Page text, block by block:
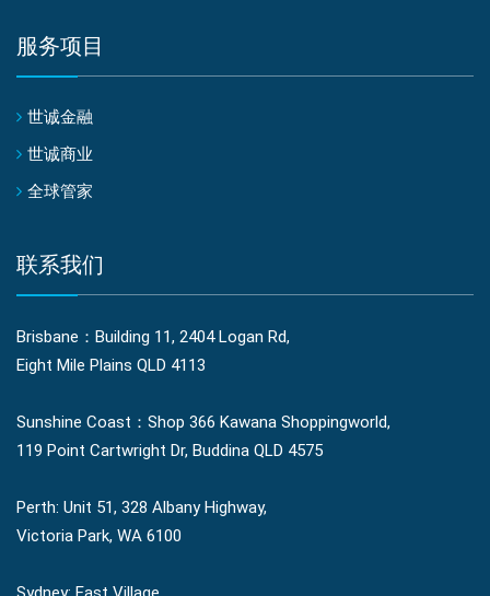
服务项目
世诚金融
世诚商业
全球管家
联系我们
Brisbane：Building 11, 2404 Logan Rd,
Eight Mile Plains QLD 4113
Sunshine Coast：Shop 366 Kawana Shoppingworld,
119 Point Cartwright Dr, Buddina QLD 4575
Perth: Unit 51, 328 Albany Highway,
Victoria Park, WA 6100